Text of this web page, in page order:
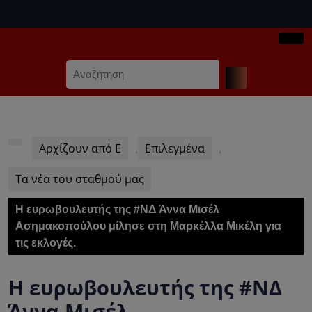
to
for:
Αρχίζουν από Ε , Επιλεγμένα ,
Τα νέα του σταθμού μας
Η ευρωβουλευτής της #ΝΔ Άννα Μισέλ
Ασημακοπούλου μίλησε στη Μαρκέλλα Μικέλη για
τις εκλογές.
Η ευρωβουλευτής της #ΝΔ